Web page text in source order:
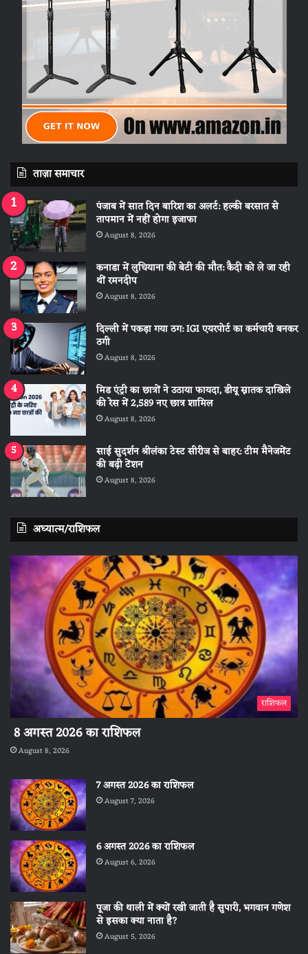
ताज़ा समाचार
पंजाब में सात दिन बारिश का अलर्ट: हल्की बरसात से
तापमान में नहीं होगा इजाफा
August 8, 2026
कनाडा में लुधियाना की बेटी की माैत: कैदी को ले जा रही
थीं रमनदीप
August 8, 2026
दिल्ली में पकड़ा गया ठग: IGI एयरपोर्ट का कर्मचारी बनकर
ठगी
August 8, 2026
मिड एंट्री का छात्रों ने उठाया फायदा, डीयू स्नातक दाखिले
की रेस में 2,589 नए छात्र शामिल
August 8, 2026
साई सुदर्शन श्रीलंका टेस्ट सीरीज से बाहर: टीम मैनेजमेंट
की बढ़ी टेंशन
August 8, 2026
अध्यात्म/राशिफल
राशिफल
8 अगस्त 2026 का राशिफल
August 8, 2026
7 अगस्त 2026 का राशिफल
August 7, 2026
6 अगस्त 2026 का राशिफल
August 6, 2026
पूजा की थाली में क्यों रखी जाती है सुपारी, भगवान गणेश
से इसका क्या नाता है?
August 5, 2026